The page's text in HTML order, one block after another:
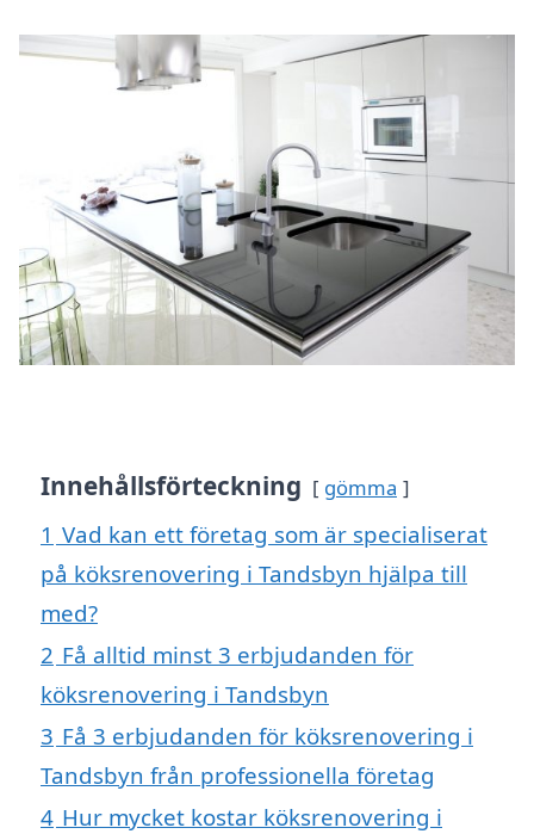
Innehållsförteckning gömma
1 Vad kan ett företag som är specialiserat
på köksrenovering i Tandsbyn hjälpa till
med?
2 Få alltid minst 3 erbjudanden för
köksrenovering i Tandsbyn
3 Få 3 erbjudanden för köksrenovering i
Tandsbyn från professionella företag
4 Hur mycket kostar köksrenovering i